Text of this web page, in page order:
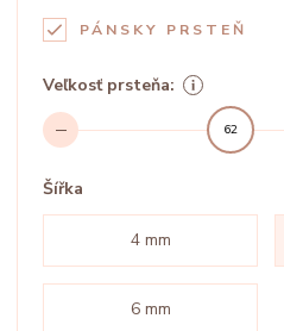
PÁNSKY PRSTEŇ
Veľkosť prsteňa:
62
Šířka
4 mm
6 mm